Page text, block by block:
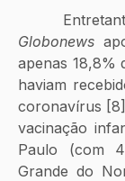
Globonews
apenas 18,8%
haviam
coronavírus
vacinação
Paulo (com
Grande do